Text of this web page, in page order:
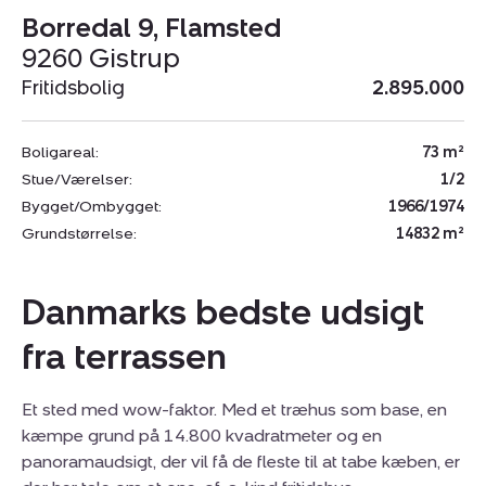
Borredal 9, Flamsted
9260 Gistrup
Fritidsbolig 2.895.000
Boligareal:
73 m²
Stue/Værelser:
1/2
Bygget/Ombygget:
1966/1974
Grundstørrelse:
14832 m²
Danmarks bedste udsigt
fra terrassen
Et sted med wow-faktor. Med et træhus som base, en
kæmpe grund på 14.800 kvadratmeter og en
panoramaudsigt, der vil få de fleste til at tabe kæben, er